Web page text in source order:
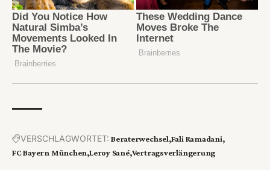
VERSCHLAGWORTET: Beraterwechsel Fali Ramadani
FC Bayern München Leroy Sané Vertragsverlängerung